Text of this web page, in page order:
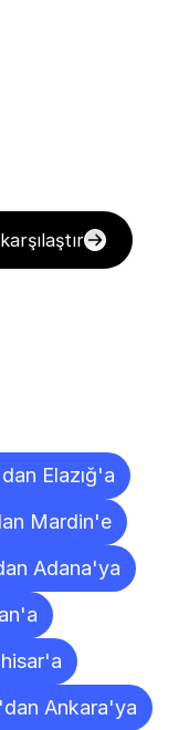
Elazığ'a
Mardin'e
Adana'ya
Ankara'ya